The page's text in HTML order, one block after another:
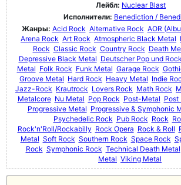
Лейбл: Nuclear Blast
Исполнители: Benediction /
Жанры: Acid Rock Alternative Rock AOR
Arena Rock Art Rock Atmospheric Black Metal
Rock Classic Rock Country Rock Death
Depressive Black Metal Deutscher Pop und Rock
Metal Folk Rock Funk Metal Garage Rock
Groove Metal Hard Rock Heavy Metal Indie
Jazz-Rock Krautrock Lovers Rock Math Rock
Metalcore Nu Metal Pop Rock Post-Metal Post
Progressive Metal Progressive & Symphonic
Psychedelic Rock Pub Rock Rock
Rock'n'Roll/Rockabilly Rock Opera Rock & Roll
Metal Soft Rock Southern Rock Space Rock
Rock Symphonic Rock Technical Death Metal
Metal Viking Metal